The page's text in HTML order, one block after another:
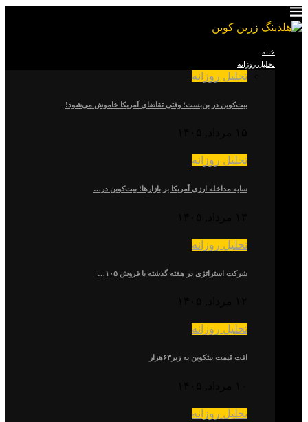
خانه
تحلیل روزانه
تحلیل روزانه
بیت‌کوین در بن‌بست؛ وقتی تقاضای آمریکا خاموش می‌شود!
تحلیل روزانه
سایه مداخله ارزی آمریکا بر بازارها؛ بیت‌کوین در…
تحلیل روزانه
شرکت استراتژی در هفته گذشته با فروش ۱۰۵…
تحلیل روزانه
افت قیمت بیتکوین به زیر۶۳هزار
تحلیل روزانه